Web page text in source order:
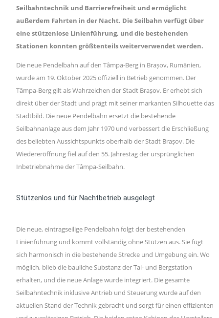
Seilbahntechnik und Barrierefreiheit und ermöglicht
außerdem Fahrten in der Nacht. Die Seilbahn verfügt über
eine stützenlose Linienführung, und die bestehenden
Stationen konnten größtenteils weiterverwendet werden.
Die neue Pendelbahn auf den Tâmpa-Berg in Brașov, Rumänien,
wurde am 19. Oktober 2025 offiziell in Betrieb genommen. Der
Tâmpa-Berg gilt als Wahrzeichen der Stadt Brașov. Er erhebt sich
direkt über der Stadt und prägt mit seiner markanten Silhouette das
Stadtbild. Die neue Pendelbahn ersetzt die bestehende
Seilbahnanlage aus dem Jahr 1970 und verbessert die Erschließung
des beliebten Aussichtspunkts oberhalb der Stadt Brașov. Die
Wiedereröffnung fiel auf den 55. Jahrestag der ursprünglichen
Inbetriebnahme der Tâmpa-Seilbahn.
Stützenlos und für Nachtbetrieb ausgelegt
Die neue, eintragseilige Pendelbahn folgt der bestehenden
Linienführung und kommt vollständig ohne Stützen aus. Sie fügt
sich harmonisch in die bestehende Strecke und Umgebung ein. Wo
möglich, blieb die bauliche Substanz der Tal- und Bergstation
erhalten, und die neue Anlage wurde integriert. Die gesamte
Seilbahntechnik inklusive Antrieb und Steuerung wurde auf den
aktuellen Stand der Technik gebracht und sorgt für einen effizienten